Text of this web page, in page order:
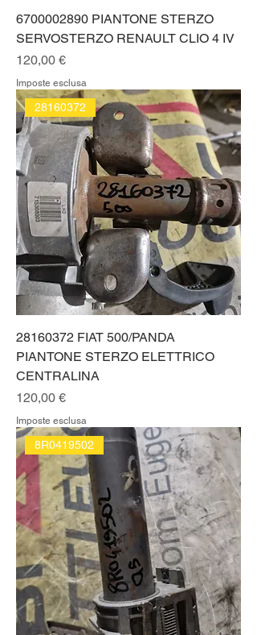
6700002890 PIANTONE STERZO
SERVOSTERZO RENAULT CLIO 4 IV
Prezzo
120,00 €
Imposte esclusa
28160372
28160372 FIAT 500/PANDA
PIANTONE STERZO ELETTRICO
CENTRALINA
Prezzo
120,00 €
Imposte esclusa
8R0419502